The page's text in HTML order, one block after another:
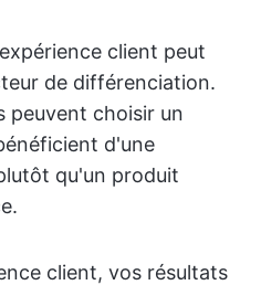
client peut
de différenciation.
peuvent choisir un
d'une
qu'un produit
client, vos résultats